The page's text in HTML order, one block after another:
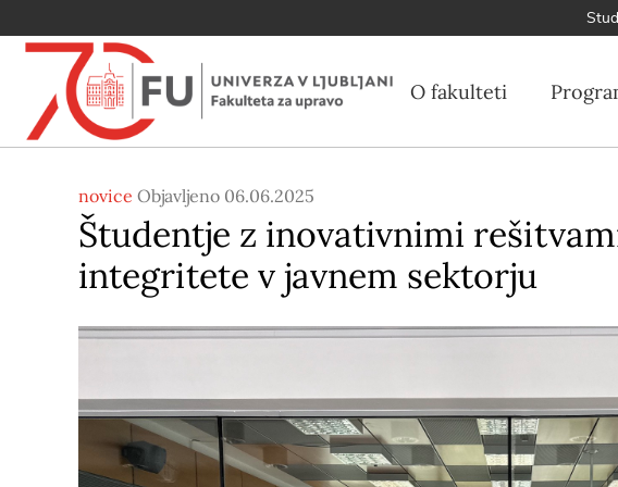
O fakulteti
novice Objavljeno 06.06.2025
Študentje z inovativnimi
integritete v javnem sektorju